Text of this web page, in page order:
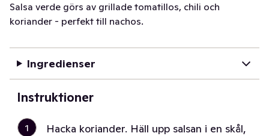
Salsa verde görs av grillade tomatillos, chili och
koriander - perfekt till nachos.
Ingredienser
Instruktioner
1
Hacka koriander. Häll upp salsan i en skål,